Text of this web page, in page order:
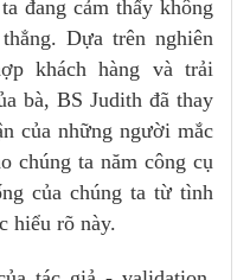
đang cảm thấy không
Dựa trên nghiên
khách hàng và trải
bà, BS Judith đã thay
của những người mắc
chúng ta năm công cụ
của chúng ta từ tình
hiểu rõ này.